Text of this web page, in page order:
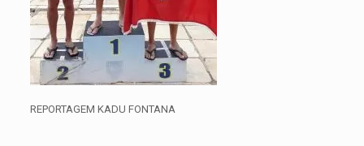
REPORTAGEM KADU FONTANA